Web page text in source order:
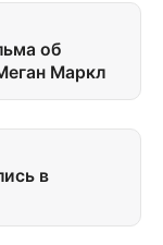
об
Маркл
в